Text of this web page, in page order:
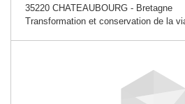
35220 CHATEAUBOURG - Bretagne
Transformation et conservation de la